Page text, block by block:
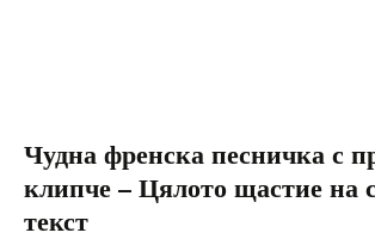
Чудна френска песничка с
клипче – Цялото щастие на
текст